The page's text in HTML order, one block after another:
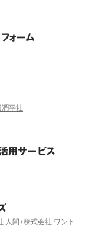
ォーム
平社
用サービス
人間 株式会社 ワント